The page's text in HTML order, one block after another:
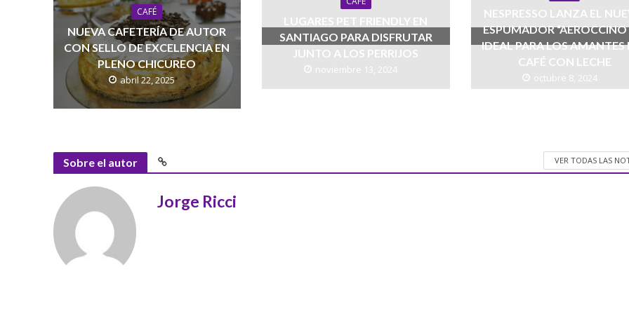
CAFÉ
NUEVA CAFETERÍA DE AUTOR
CON SELLO DE EXCELENCIA EN
PLENO CHICUREO
abril 22, 2025
LUGARES PET FRIENDLY EN
SANTIAGO PARA DISFRUTAR
JUNTO A LOS PERRIJOS
noviembre 13, 2024
NESPRESSO LANZA EL
ESPUMADOR “AEROCCINO
IDEAL PARA LOS AMANTES
CAFÉ CON LECHE
octubre 8, 2024
Sobre el autor VER TODAS LAS
Jorge Ricci